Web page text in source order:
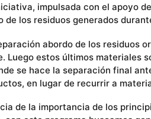
impulsada con el apoyo
los residuos generados
abordo de los residuos
Luego estos últimos materiales
se hace la separación final
en lugar de recurrir a
de la importancia de los